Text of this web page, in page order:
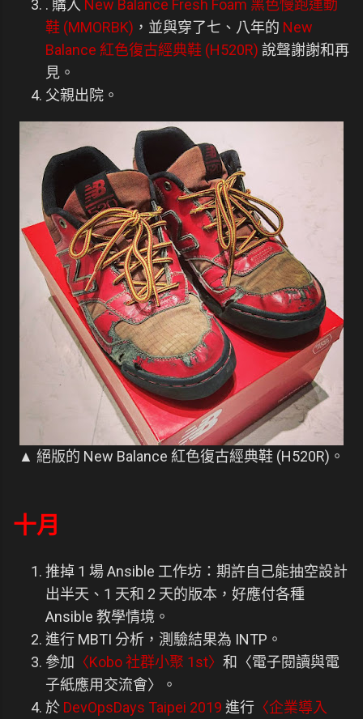
. 購入 New Balance Fresh Foam 黑色慢跑運動
鞋 (MMORBK) ，並與穿了七、八年的 New
Balance 紅色復古經典鞋 (H520R) 說聲謝謝和再
見。
父親出院。
▲ 絕版的 New Balance 紅色復古經典鞋 (H520R)。
十月
推掉 1 場 Ansible 工作坊：期許自己能抽空設計
出半天、1 天和 2 天的版本，好應付各種
Ansible 教學情境。
進行 MBTI 分析，測驗結果為 INTP。
參加 〈Kobo 社群小聚 1st〉 和〈電子閱讀與電
子紙應用交流會〉。
於 DevOpsDays Taipei 2019 進行 〈企業導入